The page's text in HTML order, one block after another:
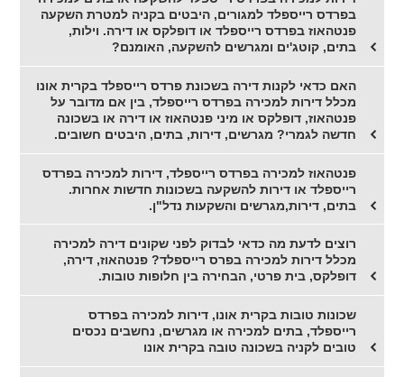
בפרדס רייספלד למגורים, היבטים בקניה למטרת השקעה
פנטהאוז בפרדס רייספלד או דופלקס או דירה. וילות,
בתים, קוטג'ים ומגרשים להשקעה, האומנם?
האם כדאי לקנות דירה בשכונת פרדס רייספלד בקרית אונו
מכלל דירות למכירה בפרדס רייספלד, בין אם מדובר על
פנטהאוז, דופלקס או מיני פנטהאוז או דירה או בשכונה
חדשה לגמרי? מגרשים, דירות, בתים, היבטים חשובים.
פנטהאוז למכירה בפרדס רייספלד, דירות למכירה בפרדס
רייספלד או דירות להשקעה בשכונות חדשות אחרות.
בתים, דירות,מגרשים והשקעות נדל"ן.
רוצים לדעת מה כדאי לבדוק לפני שקונים דירה למכירה
מכלל דירות למכירה בפרס רייספלד? פנטהאוז, דירה,
דופלקס, בית פרטי, הבחירה בין חלופות טובות.
שכונות טובות בקרית אונו, דירות למכירה בפרדס
רייספלד, בתים למכירה או מגרשים, נחשבים נכסים
טובים לקניה בשכונה טובה בקרית אונו